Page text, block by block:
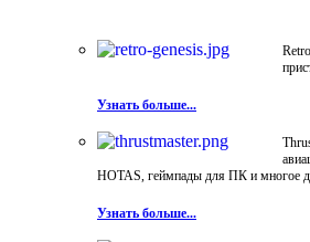
Узнать больше...
HOTAS, геймпады для ПК и многое
Узнать больше...